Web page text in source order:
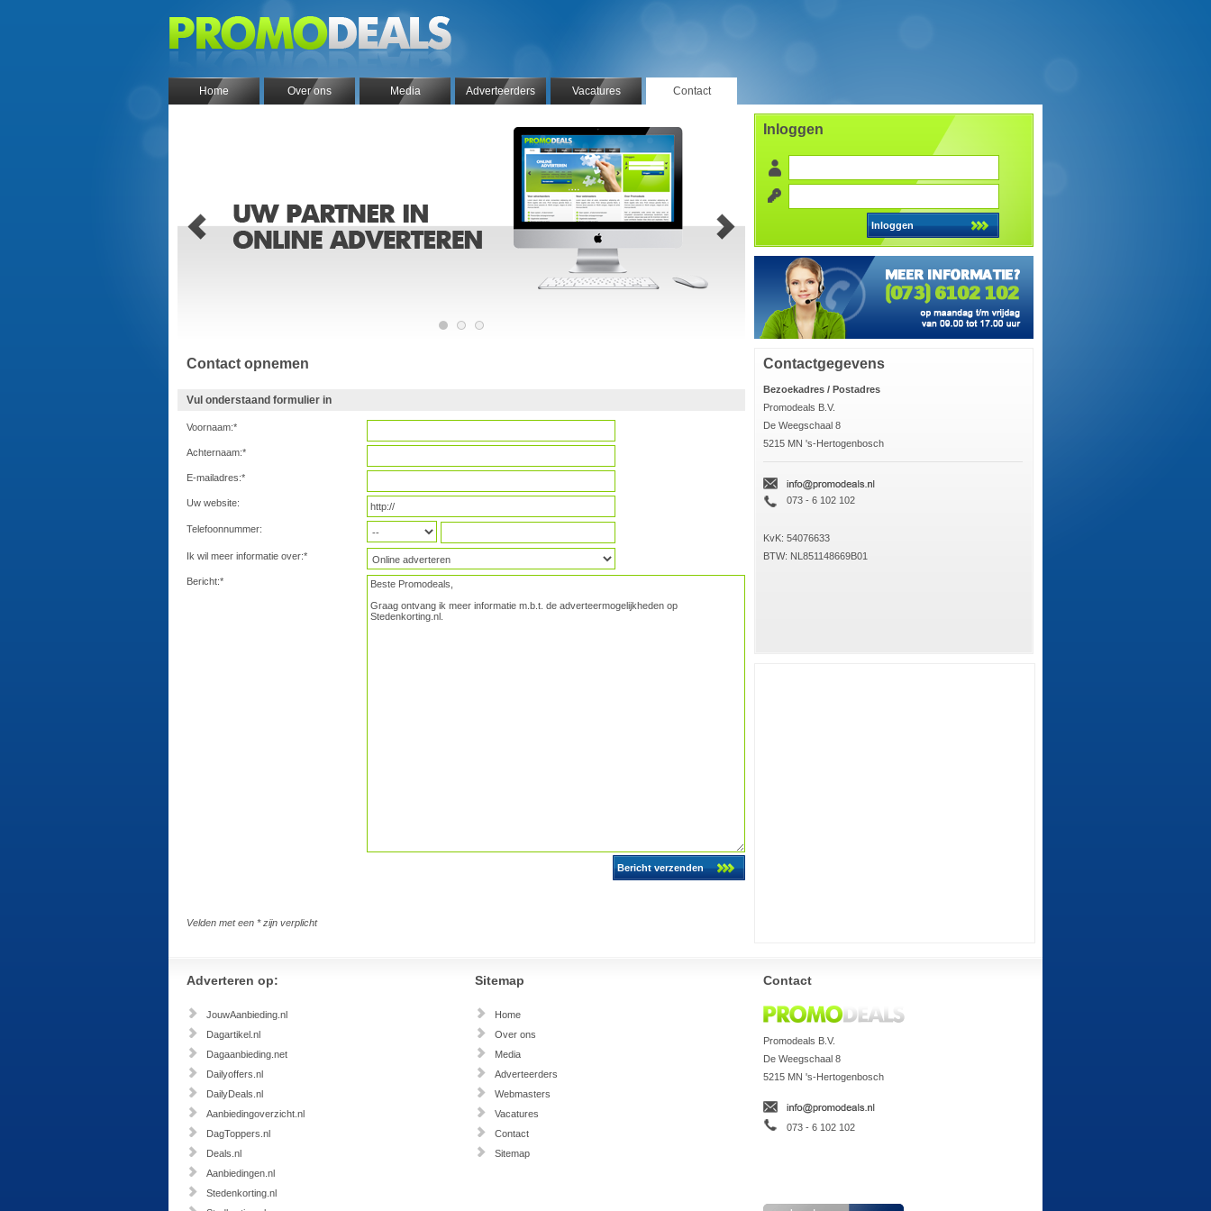
Home Over ons Media Adverteerders Vacatures Contact
Inloggen
Contact opnemen
Vul onderstaand formulier in
Voornaam:*
Achternaam:*
E-mailadres:*
Uw website:
Telefoonnummer:
Ik wil meer informatie over:*
Bericht:*
Velden met een * zijn verplicht
Contactgegevens
Bezoekadres / Postadres
Promodeals B.V.
De Weegschaal 8
5215 MN 's-Hertogenbosch
073 - 6 102 102
KvK: 54076633
BTW: NL851148669B01
Adverteren op:
JouwAanbieding.nl
Dagartikel.nl
Dagaanbieding.net
Dailyoffers.nl
DailyDeals.nl
Aanbiedingoverzicht.nl
DagToppers.nl
Deals.nl
Aanbiedingen.nl
Stedenkorting.nl
Sitemap
Home
Over ons
Media
Adverteerders
Webmasters
Vacatures
Contact
Sitemap
Contact
Promodeals B.V.
De Weegschaal 8
5215 MN 's-Hertogenbosch
073 - 6 102 102